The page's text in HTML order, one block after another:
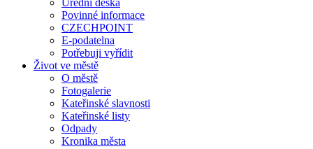
Úřední deska
Povinné informace
CZECHPOINT
E-podatelna
Potřebuji vyřídit
Život ve městě
O městě
Fotogalerie
Kateřinské slavnosti
Kateřinské listy
Odpady
Kronika města